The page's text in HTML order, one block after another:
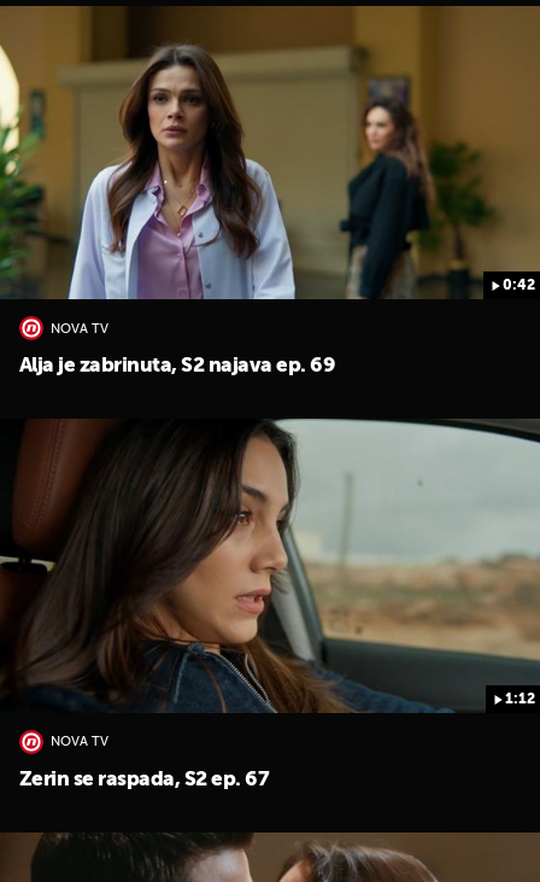
0:42
NOVA TV
Alja je zabrinuta, S2 najava ep. 69
1:12
NOVA TV
Zerin se raspada, S2 ep. 67